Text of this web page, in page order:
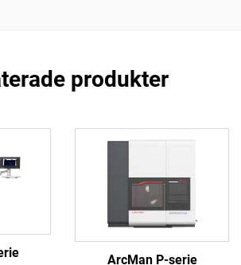
produkter
ArcMan P-serie